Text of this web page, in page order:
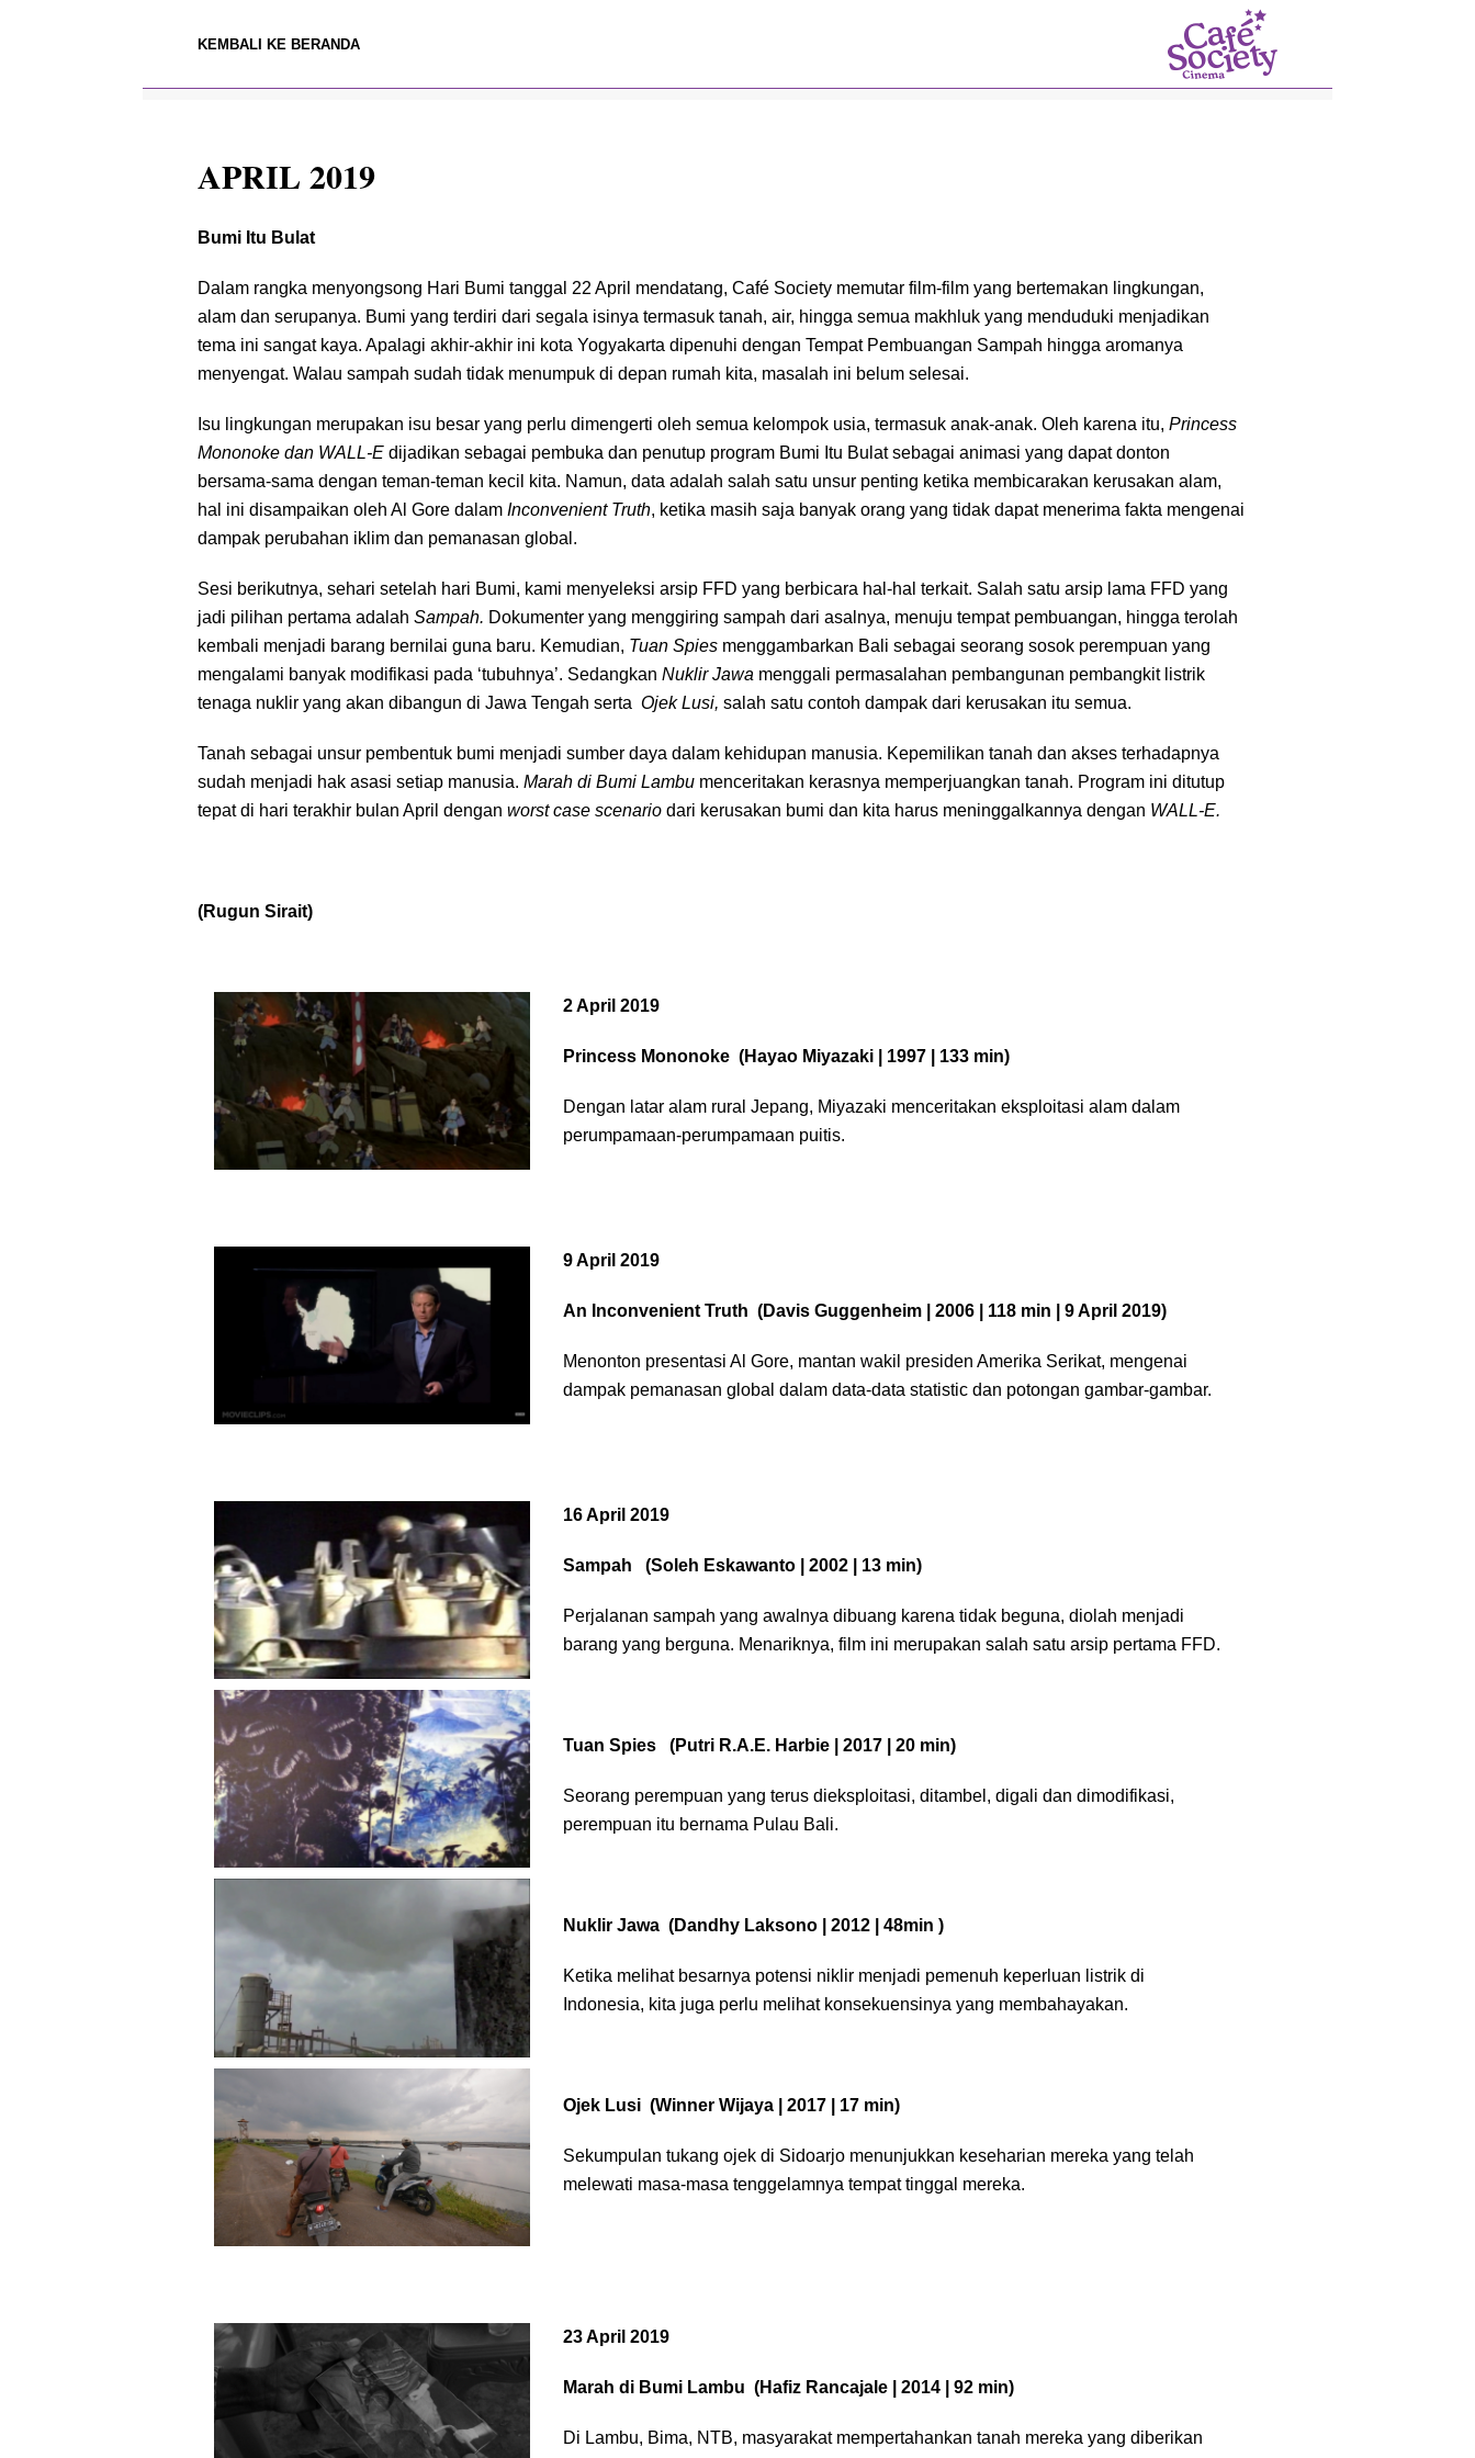
KEMBALI KE BERANDA
APRIL 2019
Bumi Itu Bulat
Dalam rangka menyongsong Hari Bumi tanggal 22 April mendatang, Café Society memutar film-film yang bertemakan lingkungan,
alam dan serupanya. Bumi yang terdiri dari segala isinya termasuk tanah, air, hingga semua makhluk yang menduduki menjadikan
tema ini sangat kaya. Apalagi akhir-akhir ini kota Yogyakarta dipenuhi dengan Tempat Pembuangan Sampah hingga aromanya
menyengat. Walau sampah sudah tidak menumpuk di depan rumah kita, masalah ini belum selesai.
Isu lingkungan merupakan isu besar yang perlu dimengerti oleh semua kelompok usia, termasuk anak-anak. Oleh karena itu, Princess
Mononoke dan WALL-E dijadikan sebagai pembuka dan penutup program Bumi Itu Bulat sebagai animasi yang dapat donton
bersama-sama dengan teman-teman kecil kita. Namun, data adalah salah satu unsur penting ketika membicarakan kerusakan alam,
hal ini disampaikan oleh Al Gore dalam Inconvenient Truth, ketika masih saja banyak orang yang tidak dapat menerima fakta mengenai
dampak perubahan iklim dan pemanasan global.
Sesi berikutnya, sehari setelah hari Bumi, kami menyeleksi arsip FFD yang berbicara hal-hal terkait. Salah satu arsip lama FFD yang
jadi pilihan pertama adalah Sampah. Dokumenter yang menggiring sampah dari asalnya, menuju tempat pembuangan, hingga terolah
kembali menjadi barang bernilai guna baru. Kemudian, Tuan Spies menggambarkan Bali sebagai seorang sosok perempuan yang
mengalami banyak modifikasi pada ‘tubuhnya’. Sedangkan Nuklir Jawa menggali permasalahan pembangunan pembangkit listrik
tenaga nuklir yang akan dibangun di Jawa Tengah serta Ojek Lusi, salah satu contoh dampak dari kerusakan itu semua.
Tanah sebagai unsur pembentuk bumi menjadi sumber daya dalam kehidupan manusia. Kepemilikan tanah dan akses terhadapnya
sudah menjadi hak asasi setiap manusia. Marah di Bumi Lambu menceritakan kerasnya memperjuangkan tanah. Program ini ditutup
tepat di hari terakhir bulan April dengan worst case scenario dari kerusakan bumi dan kita harus meninggalkannya dengan WALL-E.
(Rugun Sirait)
2 April 2019
Princess Mononoke (Hayao Miyazaki | 1997 | 133 min)
Dengan latar alam rural Jepang, Miyazaki menceritakan eksploitasi alam dalam
perumpamaan-perumpamaan puitis.
9 April 2019
An Inconvenient Truth (Davis Guggenheim | 2006 | 118 min | 9 April 2019)
Menonton presentasi Al Gore, mantan wakil presiden Amerika Serikat, mengenai
dampak pemanasan global dalam data-data statistic dan potongan gambar-gambar.
16 April 2019
Sampah (Soleh Eskawanto | 2002 | 13 min)
Perjalanan sampah yang awalnya dibuang karena tidak beguna, diolah menjadi
barang yang berguna. Menariknya, film ini merupakan salah satu arsip pertama FFD.
Tuan Spies (Putri R.A.E. Harbie | 2017 | 20 min)
Seorang perempuan yang terus dieksploitasi, ditambel, digali dan dimodifikasi,
perempuan itu bernama Pulau Bali.
Nuklir Jawa (Dandhy Laksono | 2012 | 48min )
Ketika melihat besarnya potensi niklir menjadi pemenuh keperluan listrik di
Indonesia, kita juga perlu melihat konsekuensinya yang membahayakan.
Ojek Lusi (Winner Wijaya | 2017 | 17 min)
Sekumpulan tukang ojek di Sidoarjo menunjukkan keseharian mereka yang telah
melewati masa-masa tenggelamnya tempat tinggal mereka.
23 April 2019
Marah di Bumi Lambu (Hafiz Rancajale | 2014 | 92 min)
Di Lambu, Bima, NTB, masyarakat mempertahankan tanah mereka yang diberikan